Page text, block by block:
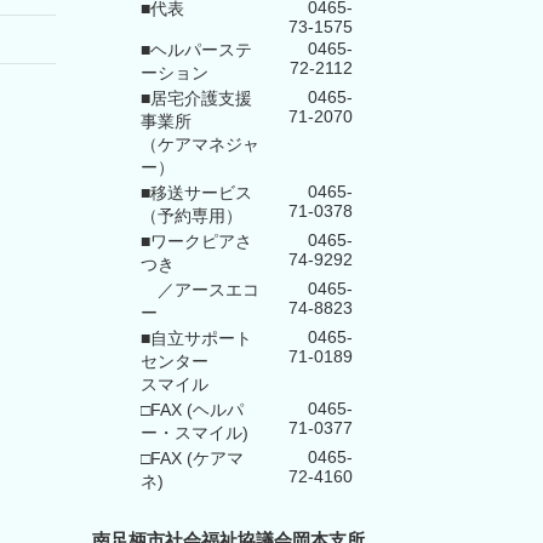
■代表
0465-
73-1575
■ヘルパーステ
ーション
0465-
72-2112
■居宅介護支援
事業所
（ケアマネジャ
ー）
0465-
71-2070
■移送サービス
（予約専用）
0465-
71-0378
■ワークピアさ
つき
0465-
74-9292
／アースエコ
ー
0465-
74-8823
■自立サポート
センター
スマイル
0465-
71-0189
□FAX (ヘルパ
ー・スマイル)
0465-
71-0377
□FAX (ケアマ
ネ)
0465-
72-4160